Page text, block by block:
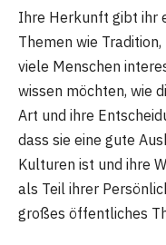
Ihre Herkunft gibt ihr
Themen wie
viele Menschen
wissen möchten, wie
Art und ihre
dass sie eine gute
Kulturen ist und ihre
als Teil ihrer
großes öffentliches